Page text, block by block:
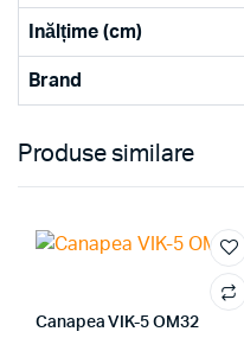
Inălțime (cm)
Brand
Produse similare
Canapea VIK-5 OM32